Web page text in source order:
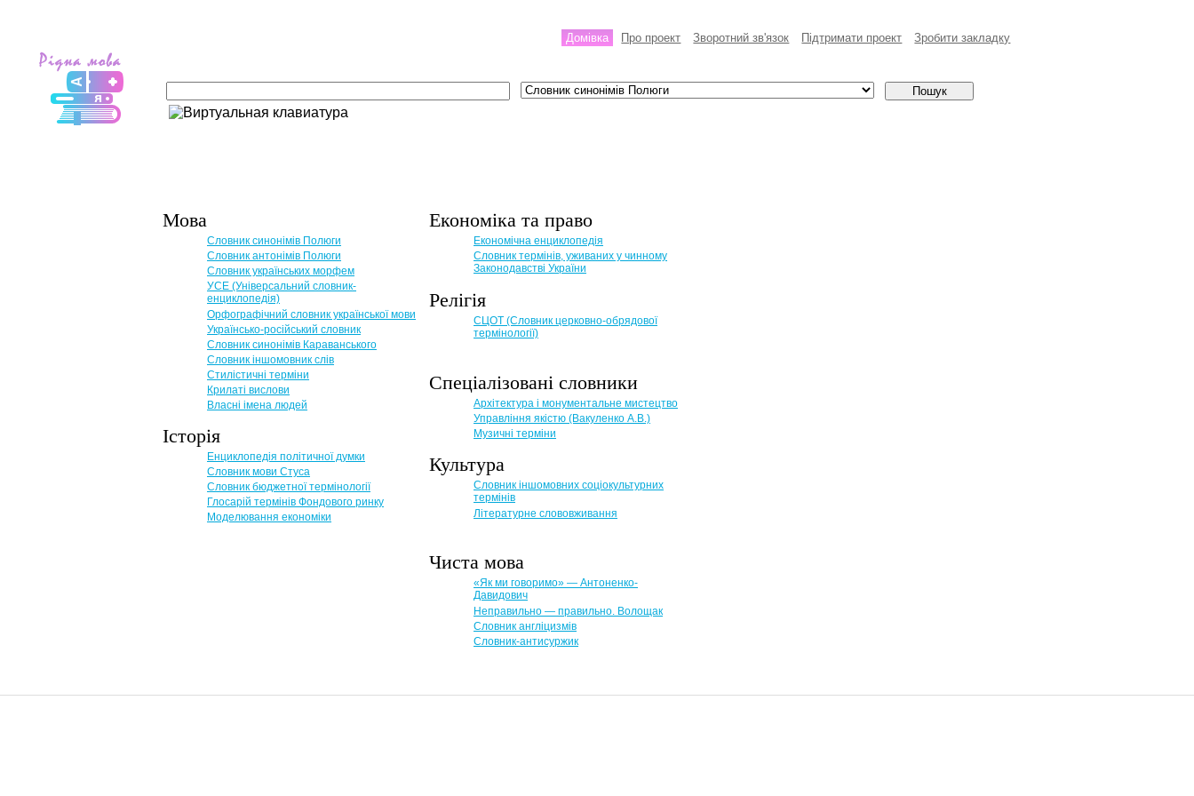
Домівка Про проект Зворотний зв'язок Пiдтримати проект Зробити закладку
Мова
Словник синонімів Полюги
Словник антонімів Полюги
Словник українських морфем
УСЕ (Універсальний словник-
енциклопедія)
Орфографічний словник української мови
Українсько-російський словник
Словник синонімів Караванського
Словник іншомовник слів
Стилістичні терміни
Крилаті вислови
Власні імена людей
Історія
Енциклопедія політичної думки
Словник мови Стуса
Словник бюджетної термінології
Глосарій термінів Фондового ринку
Моделювання економіки
Економіка та право
Eкономічна енциклопедія
Словник термінів, уживаних у чинному
Законодавстві України
Релігія
СЦОТ (Словник церковно-обрядової
термінології)
Спеціалізовані словники
Архітектура і монументальне мистецтво
Управління якістю (Вакуленко А.В.)
Музичні терміни
Культура
Словник іншомовних соціокультурних
термінів
Літературне слововживання
Чиста мова
«Як ми говоримо» — Антоненко-
Давидович
Неправильно — правильно. Волощак
Словник англіцизмів
Словник-антисуржик